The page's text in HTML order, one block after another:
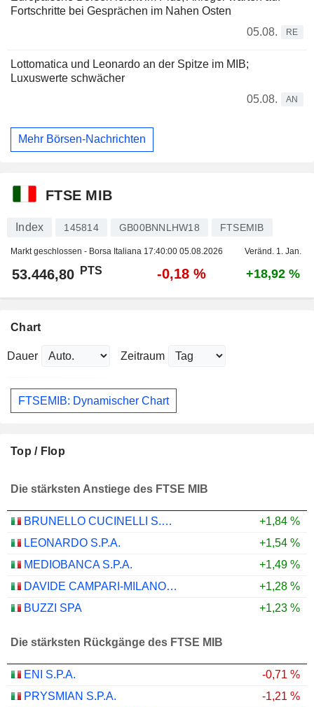
Fortschritte bei Gesprächen im Nahen Osten
05.08.
RE
Lottomatica und Leonardo an der Spitze im MIB;
Luxuswerte schwächer
05.08.
AN
Mehr Börsen-Nachrichten
FTSE MIB
Index 145814 GB00BNNLHW18 FTSEMIB
Markt geschlossen - Borsa Italiana 17:40:00 05.08.2026 Veränd. 1. Jan.
53.446,80 PTS -0,18 % +18,92 %
Chart
Dauer Zeitraum
FTSEMIB: Dynamischer Chart
Top / Flop
Die stärksten Anstiege des FTSE MIB
BRUNELLO CUCINELLI S.P.A.
+1,84 %
LEONARDO S.P.A.
+1,54 %
MEDIOBANCA S.P.A.
+1,49 %
DAVIDE CAMPARI-MILANO N.V.
+1,28 %
BUZZI SPA
+1,23 %
Die stärksten Rückgänge des FTSE MIB
ENI S.P.A.
-0,71 %
PRYSMIAN S.P.A.
-1,21 %